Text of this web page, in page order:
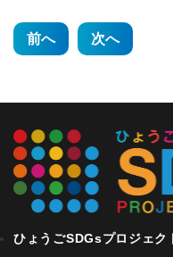
投
ナ
ビ
ゲ
ー
シ
ョ
前へ 次へ
ひょうごSDGsプロジェク